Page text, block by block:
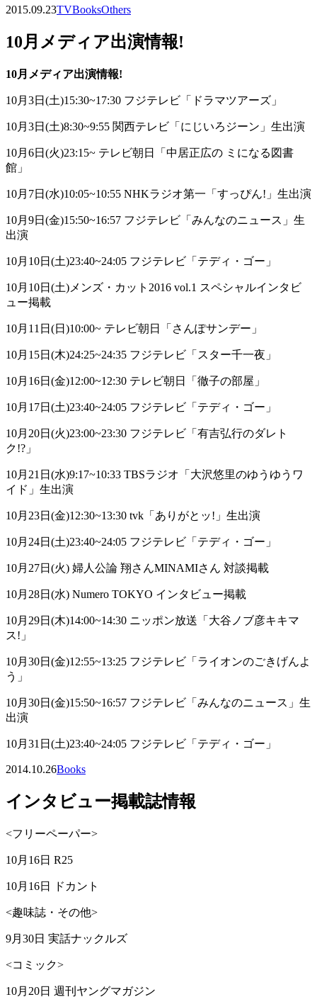
2015.09.23TVBooksOthers
10月メディア出演情報!
10月メディア出演情報!
10月3日(土)15:30~17:30 フジテレビ「ドラマツアーズ」
10月3日(土)8:30~9:55 関西テレビ「にじいろジーン」生出演
10月6日(火)23:15~ テレビ朝日「中居正広の ミになる図書
館」
10月7日(水)10:05~10:55 NHKラジオ第一「すっぴん!」生出演
10月9日(金)15:50~16:57 フジテレビ「みんなのニュース」生
出演
10月10日(土)23:40~24:05 フジテレビ「テディ・ゴー」
10月10日(土)メンズ・カット2016 vol.1 スペシャルインタビ
ュー掲載
10月11日(日)10:00~ テレビ朝日「さんぽサンデー」
10月15日(木)24:25~24:35 フジテレビ「スター千一夜」
10月16日(金)12:00~12:30 テレビ朝日「徹子の部屋」
10月17日(土)23:40~24:05 フジテレビ「テディ・ゴー」
10月20日(火)23:00~23:30 フジテレビ「有吉弘行のダレト
ク!?」
10月21日(水)9:17~10:33 TBSラジオ「大沢悠里のゆうゆうワ
イド」生出演
10月23日(金)12:30~13:30 tvk「ありがとッ!」生出演
10月24日(土)23:40~24:05 フジテレビ「テディ・ゴー」
10月27日(火) 婦人公論 翔さんMINAMIさん 対談掲載
10月28日(水) Numero TOKYO インタビュー掲載
10月29日(木)14:00~14:30 ニッポン放送「大谷ノブ彦キキマ
ス!」
10月30日(金)12:55~13:25 フジテレビ「ライオンのごきげんよ
う」
10月30日(金)15:50~16:57 フジテレビ「みんなのニュース」生
出演
10月31日(土)23:40~24:05 フジテレビ「テディ・ゴー」
2014.10.26Books
インタビュー掲載誌情報
<フリーペーパー>
10月16日 R25
10月16日 ドカント
<趣味誌・その他>
9月30日 実話ナックルズ
<コミック>
10月20日 週刊ヤングマガジン